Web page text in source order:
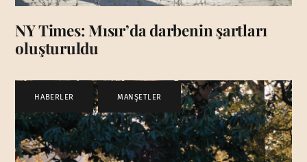
NY Times: Mısır’da darbenin şartları
oluşturuldu
HABERLER , MANŞETLER